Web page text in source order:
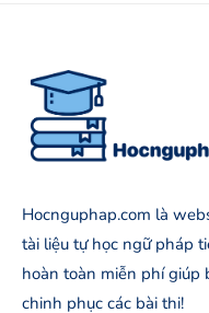
Hocnguphap.com là
tài liệu tự học ngữ pháp
hoàn toàn miễn phí giúp
chinh phục các bài thi!